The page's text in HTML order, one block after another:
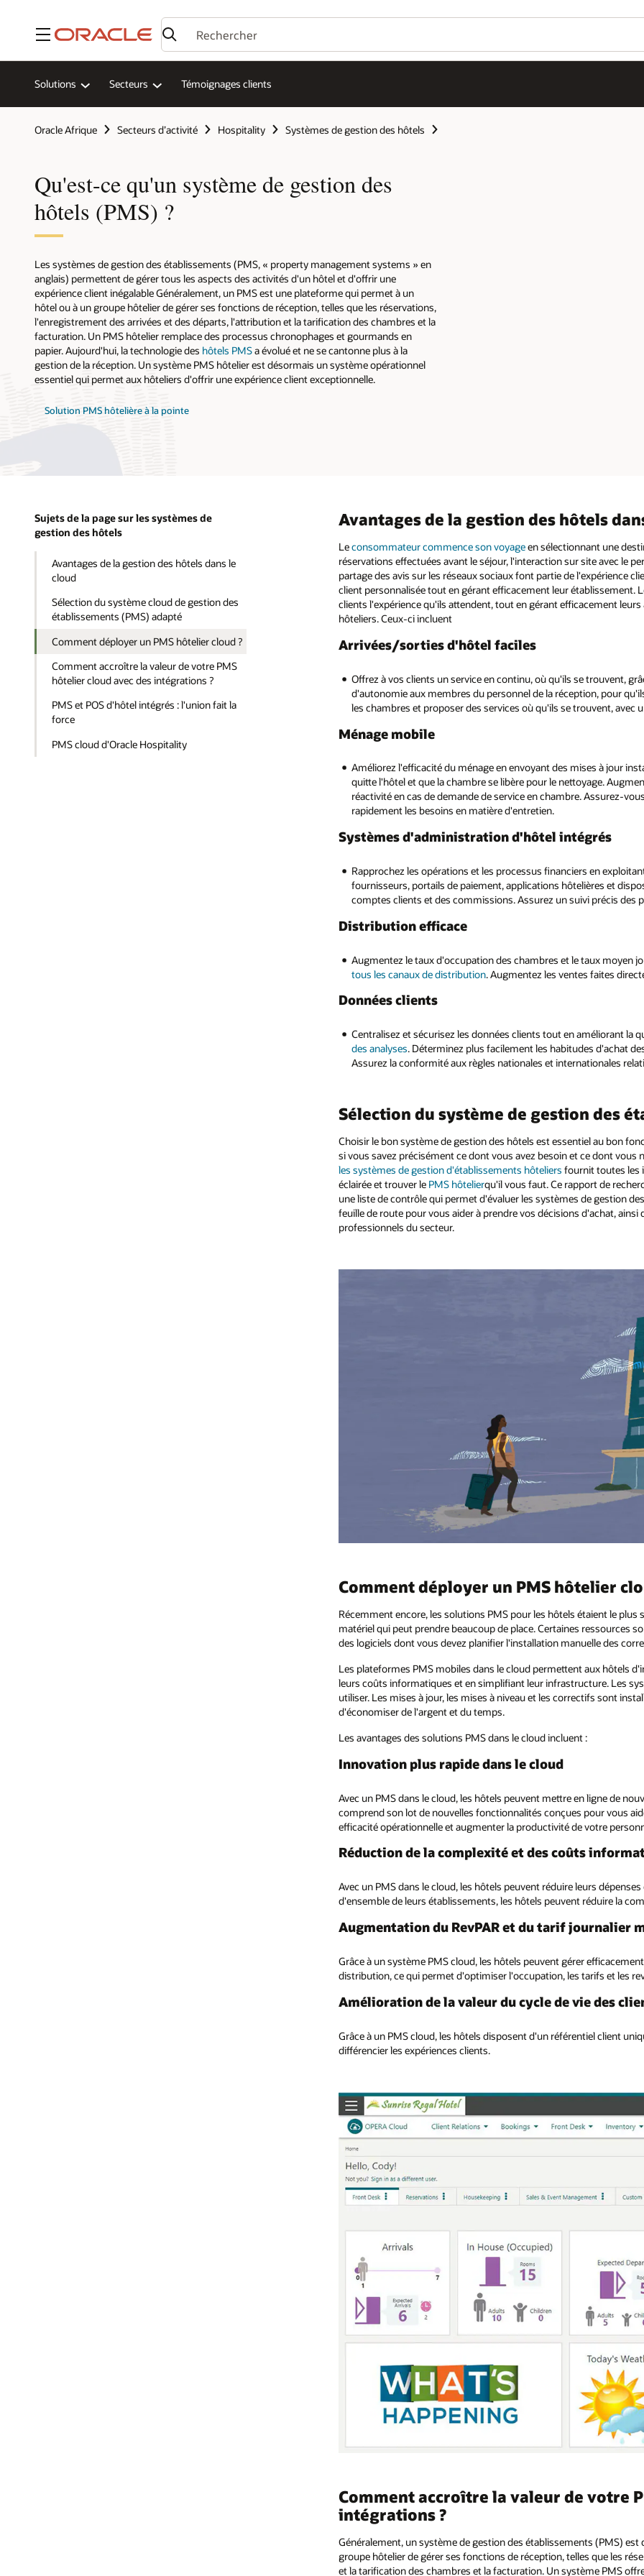
Menu
Solutions Secteurs Témoignages clients
Oracle Afrique Secteurs d’activité Hospitality Systèmes de gestion des hôtels
Qu'est-ce qu'un système de gestion des
hôtels (PMS) ?
Les systèmes de gestion des établissements (PMS, « property management systems » en
anglais) permettent de gérer tous les aspects des activités d'un hôtel et d'offrir une
expérience client inégalable Généralement, un PMS est une plateforme qui permet à un
hôtel ou à un groupe hôtelier de gérer ses fonctions de réception, telles que les réservations,
l'enregistrement des arrivées et des départs, l'attribution et la tarification des chambres et la
facturation. Un PMS hôtelier remplace des processus chronophages et gourmands en
papier. Aujourd'hui, la technologie des hôtels PMSa évolué et ne se cantonne plus à la
gestion de la réception. Un système PMS hôtelier est désormais un système opérationnel
essentiel qui permet aux hôteliers d'offrir une expérience client exceptionnelle.
Solution PMS hôtelière à la pointe
Sujets de la page sur les systèmes de
gestion des hôtels
Avantages de la gestion des hôtels dans le
cloud
Sélection du système cloud de gestion des
établissements (PMS) adapté
Comment déployer un PMS hôtelier cloud ?
Comment accroître la valeur de votre PMS
hôtelier cloud avec des intégrations ?
PMS et POS d'hôtel intégrés : l'union fait la
force
PMS cloud d'Oracle Hospitality
Avantages de la gestion des hôtels
Leconsommateur commence son voyageen sélectionnant une
réservations effectuées avant le séjour, l'interaction sur site avec le
partage des avis sur les réseaux sociaux font partie de l'expérience
client personnalisée tout en gérant efficacement leur établissement.
clients l'expérience qu'ils attendent, tout en gérant efficacement
hôteliers. Ceux-ci incluent
Arrivées/sorties d'hôtel faciles
Offrez à vos clients un service en continu, où qu'ils se trouvent,
d'autonomie aux membres du personnel de la réception, pour
les chambres et proposer des services où qu'ils se trouvent, avec
Ménage mobile
Améliorez l'efficacité du ménage en envoyant des mises à jour
quitte l'hôtel et que la chambre se libère pour le nettoyage.
réactivité en cas de demande de service en chambre. Assurez-
rapidement les besoins en matière d'entretien.
Systèmes d'administration d'hôtel intégrés
Rapprochez les opérations et les processus financiers en
fournisseurs, portails de paiement, applications hôtelières et
comptes clients et des commissions. Assurez un suivi précis
Distribution efficace
Augmentez le taux d'occupation des chambres et le taux moyen
tous les canaux de distribution. Augmentez les ventes faites
Données clients
Centralisez et sécurisez les données clients tout en améliorant la
des analyses. Déterminez plus facilement les habitudes d'achat
Assurez la conformité aux règles nationales et internationales
Sélection du système de gestion des
Choisir le bon système de gestion des hôtels est essentiel au bon
si vous savez précisément ce dont vous avez besoin et ce dont vous
les systèmes de gestion d'établissements hôteliers fournit toutes les
éclairée et trouver le PMS hôtelierqu'il vous faut. Ce rapport de
une liste de contrôle qui permet d'évaluer les systèmes de gestion
feuille de route pour vous aider à prendre vos décisions d'achat,
professionnels du secteur.
Comment déployer un PMS hôtelier
Récemment encore, les solutions PMS pour les hôtels étaient le
matériel qui peut prendre beaucoup de place. Certaines ressources
des logiciels dont vous devez planifier l'installation manuelle des
Les plateformes PMS mobiles dans le cloud permettent aux hôtels
leurs coûts informatiques et en simplifiant leur infrastructure. Les
utiliser. Les mises à jour, les mises à niveau et les correctifs sont
d'économiser de l'argent et du temps.
Les avantages des solutions PMS dans le cloud incluent :
Innovation plus rapide dans le cloud
Avec un PMS dans le cloud, les hôtels peuvent mettre en ligne de
comprend son lot de nouvelles fonctionnalités conçues pour vous
efficacité opérationnelle et augmenter la productivité de votre
Réduction de la complexité et des coûts
Avec un PMS dans le cloud, les hôtels peuvent réduire leurs
d'ensemble de leurs établissements, les hôtels peuvent réduire la
Augmentation du RevPAR et du tarif journalier
Grâce à un système PMS cloud, les hôtels peuvent gérer
distribution, ce qui permet d'optimiser l'occupation, les tarifs et les
Amélioration de la valeur du cycle de vie des
Grâce à un PMS cloud, les hôtels disposent d'un référentiel client
différencier les expériences clients.
Comment accroître la valeur de votre
intégrations ?
Généralement, un système de gestion des établissements (PMS)
groupe hôtelier de gérer ses fonctions de réception, telles que les
et la tarification des chambres et la facturation. Un système PMS